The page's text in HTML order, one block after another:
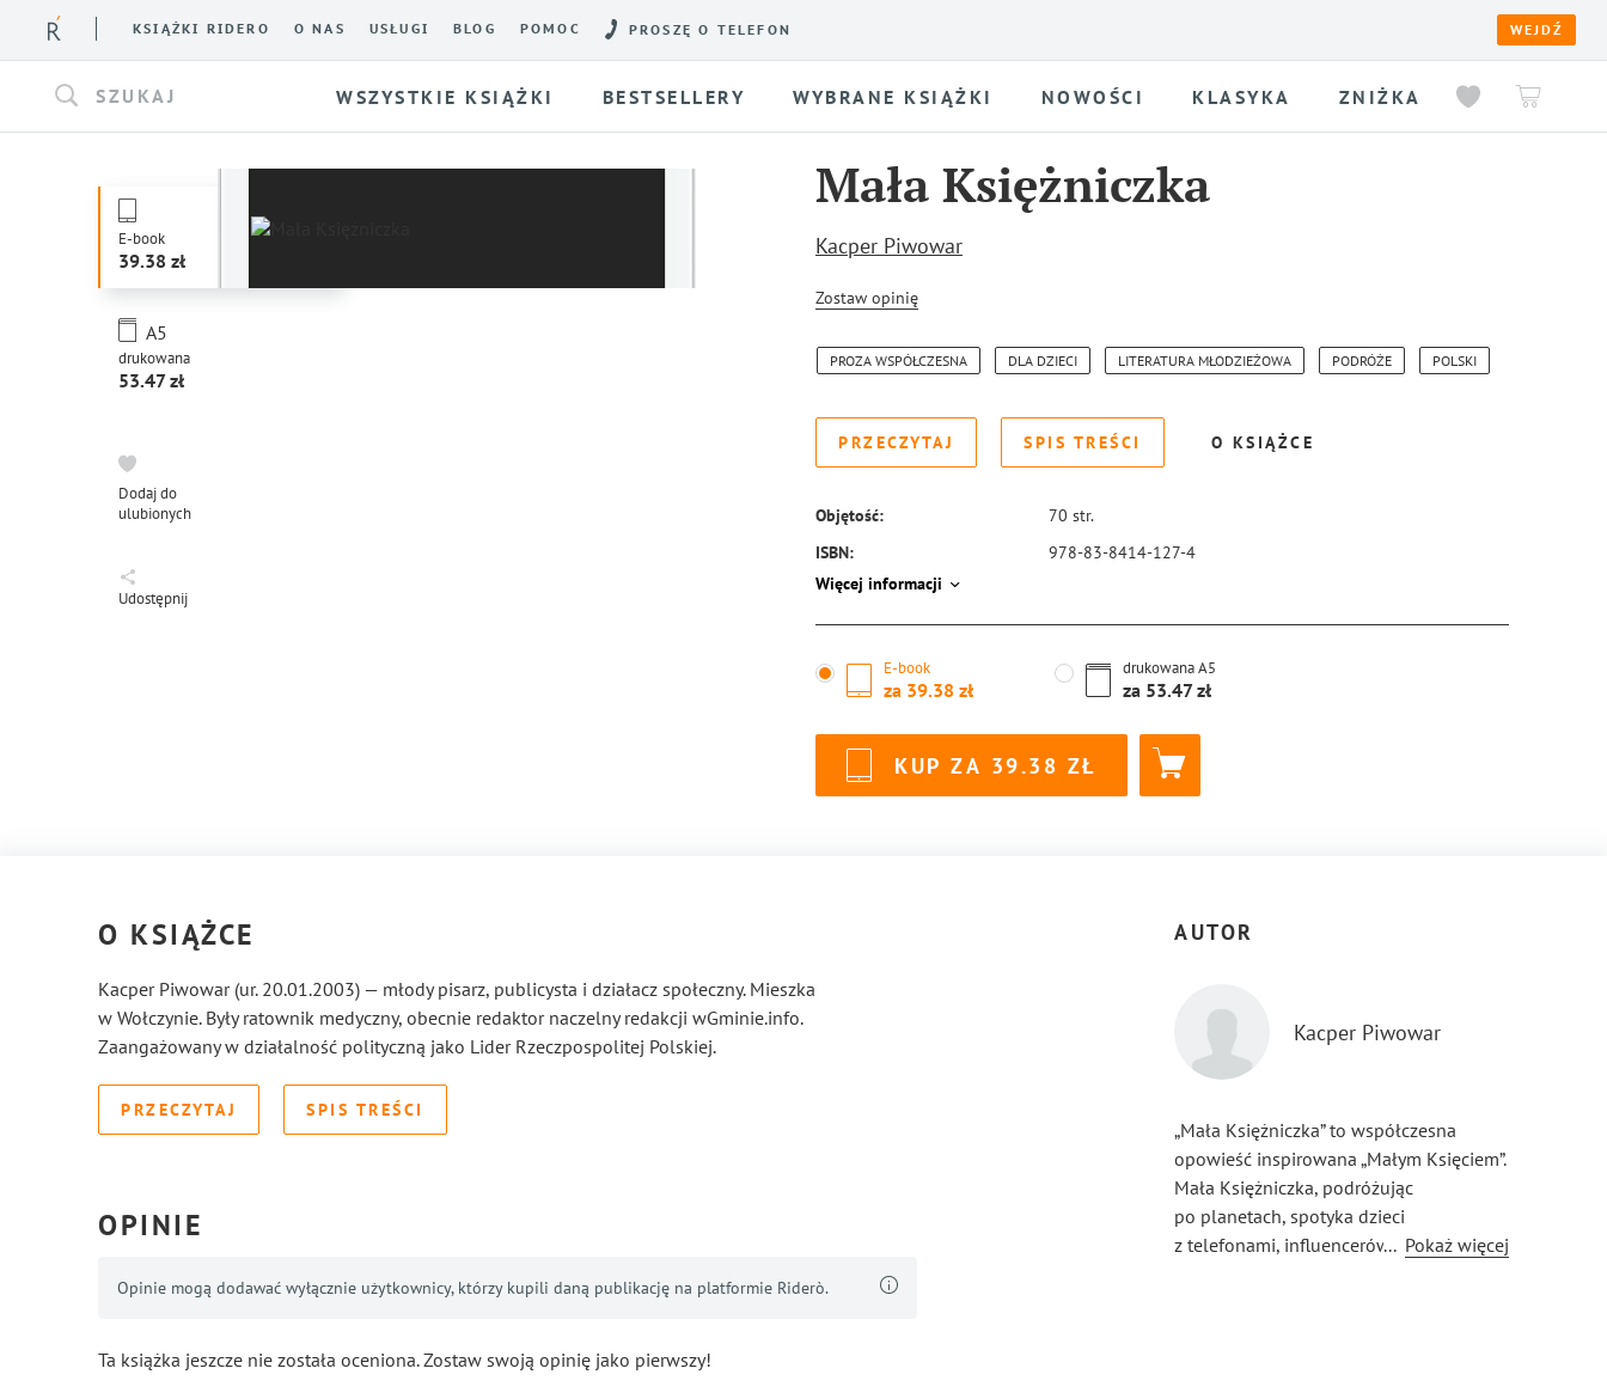
KSIĄŻKI RIDERO O NAS USŁUGI BLOG POMOC PROSZĘ O TELEFON WEJDŹ
SZUKAJ WSZYSTKIE KSIĄŻKI BESTSELLERY WYBRANE KSIĄŻKI NOWOŚCI KLASYKA ZNIŻKA
E-book
39.38
drukowana
A5
53.47
Dodaj do
ulubionych
Udostępnij
Mała Księżniczka
Kacper Piwowar
Zostaw opinię
PROZA WSPÓŁCZESNA DLA DZIECI LITERATURA MŁODZIEŻOWA PODRÓŻE POLSKI
PRZECZYTAJ SPIS TREŚCI O KSIĄŻCE
Objętość: 70 str.
ISBN:
978-83-8414-127-4
Więcej informacji
E-book
za 39.38
drukowanaA5
za 53.47
KUP ZA 39.38
O KSIĄŻCE
Kacper Piwowar (ur. 20.01.2003) — młody pisarz, publicysta i działacz społeczny. Mieszka
w Wołczynie. Były ratownik medyczny, obecnie redaktor naczelny redakcji wGminie.info.
Zaangażowany w działalność polityczną jako Lider Rzeczpospolitej Polskiej.
PRZECZYTAJ SPIS TREŚCI
OPINIE
Opinie mogą dodawać wyłącznie użytkownicy, którzy kupili daną publikację na platformie Riderò.
Ta książka jeszcze nie została oceniona. Zostaw swoją opinię jako pierwszy!
AUTOR
Kacper Piwowar
„Mała Księżniczka” to współczesna
opowieść inspirowana „Małym Księciem”.
Mała Księżniczka, podróżując
po planetach, spotyka dzieci
z telefonami, influencerów i ludzi
... Pokaż więcej